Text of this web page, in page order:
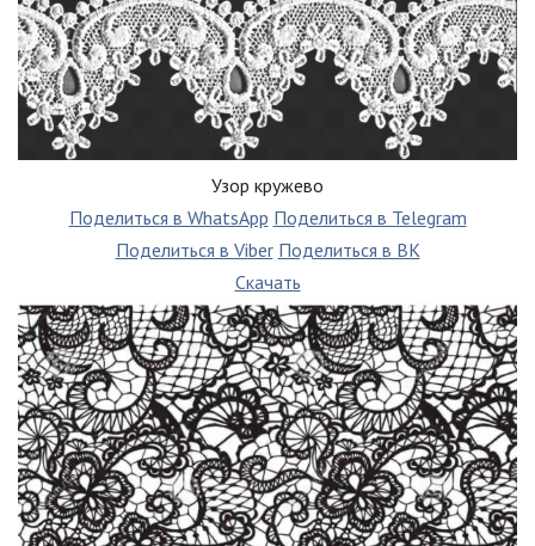
Узор кружево
Поделиться в WhatsApp Поделиться в Telegram
Поделиться в Viber Поделиться в ВК
Скачать